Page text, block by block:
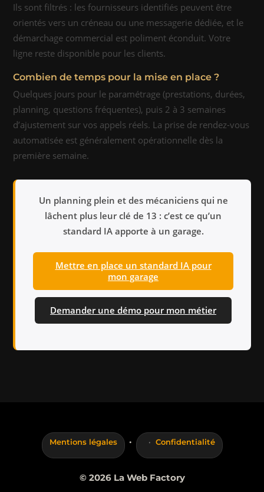
Ils sont filtrés : les fournisseurs identifiés peuvent être
orientés vers un créneau ou une messagerie dédiée, et le
démarchage commercial est poliment éconduit. Votre
ligne reste disponible pour les clients.
Combien de temps pour la mise en place ?
Quelques jours pour le paramétrage (prestations, durées,
planning, questions fréquentes), puis 2 à 3 semaines
d’ajustement sur vos appels réels. La prise de rendez-vous
automatisée est généralement opérationnelle dès la
première semaine.
Un planning plein et des mécaniciens qui ne
lâchent plus leur clé de 13 : c’est ce qu’un
standard IA apporte à un garage.
Mettre en place un standard IA pour
mon garage
Demander une démo pour mon métier
Mentions légales · Confidentialité
© 2026 La Web Factory